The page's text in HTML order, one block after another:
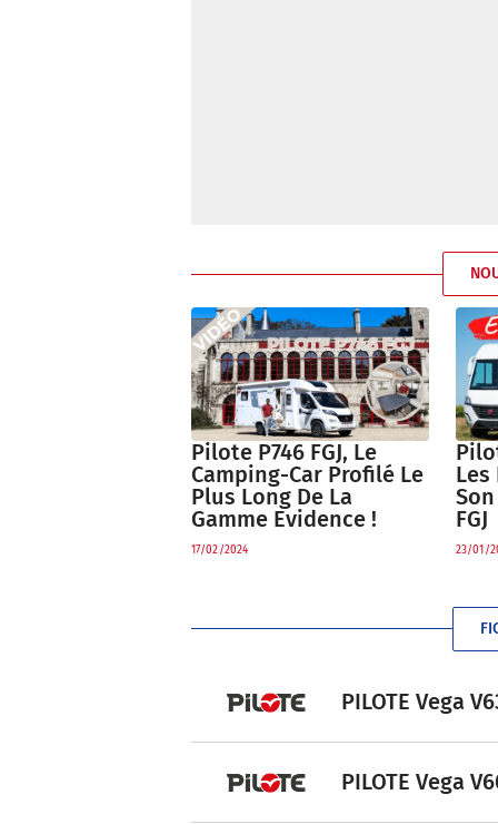
Pilote P746 FGJ, Le
Camping-Car Profilé Le
Plus Long De La
Gamme Evidence !
17/02/2024
Les
FGJ
23/01/
PILOTE Vega
PILOTE Vega